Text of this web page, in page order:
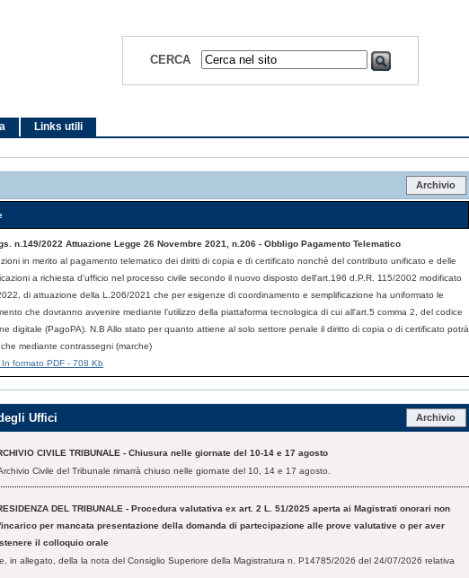
CERCA
Links utili
Archivio
n.149/2022 Attuazione Legge 26 Novembre 2021, n.206 - Obbligo Pagamento Telematico
in merito al pagamento telematico dei diritti di copia e di certificato nonchè del contributo unificato e delle
a richiesta d'ufficio nel processo civile secondo il nuovo disposto dell'art.196 d.P.R. 115/2002 modificato
di attuazione della L.206/2021 che per esigenze di coordinamento e semplificazione ha uniformato le
che dovranno avvenire mediante l'utilizzo della piattaforma tecnologica di cui all'art.5 comma 2, del codice
digitale (PagoPA). N.B Allo stato per quanto attiene al solo settore penale il diritto di copia o di certificato potrà
mediante contrassegni (marche)
formato PDF - 708 Kb
Archivio
Uffici
CIVILE TRIBUNALE - Chiusura nelle giornate del 10-14 e 17 agosto
Civile del Tribunale rimarrà chiuso nelle giornate del 10, 14 e 17 agosto.
DEL TRIBUNALE - Procedura valutativa ex art. 2 L. 51/2025 aperta ai Magistrati onorari non
per mancata presentazione della domanda di partecipazione alle prove valutative o per aver
il colloquio orale
in allegato, della la nota del Consiglio Superiore della Magistratura n. P14785/2026 del 24/07/2026 relativa